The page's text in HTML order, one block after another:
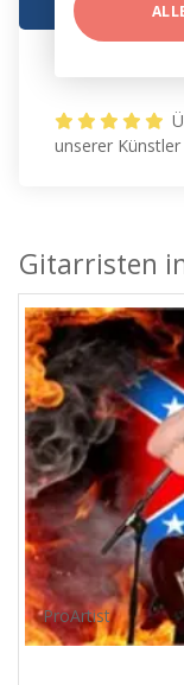
unserer Künstler
Gitarristen
ProArtist